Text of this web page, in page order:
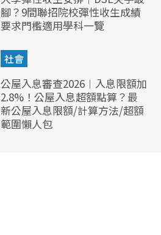
腳？9間聯招院校彈性收生成績
要求門檻適用學科一覽
社會
公屋入息審查2026︱入息限額加
2.8%！公屋入息超額點算？最
新公屋入息限額/計算方法/超額
範圍懶人包